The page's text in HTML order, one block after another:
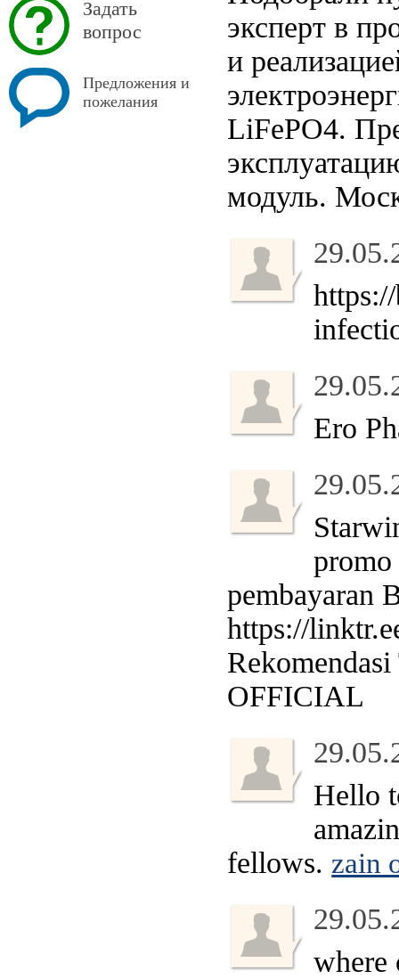
Задать
вопрос
Предложения и
пожелания
эксперт в
и
LiFePO4.
модуль.
Ero
promo
pembayaran
https://
OFFICIAL
Hello
fellows. zain
where